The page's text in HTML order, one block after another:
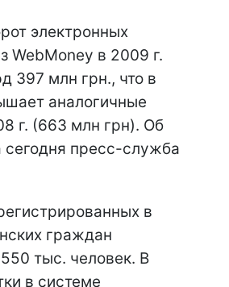
электронных
WebMoney в 2009 г.
397 млн грн., что в
аналогичные
г. (663 млн грн). Об
сегодня пресс-служба
в
граждан
тыс. человек. В
в системе